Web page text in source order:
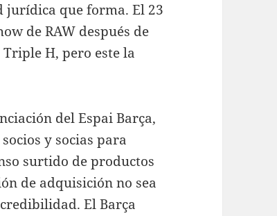
que forma. El 23
de RAW después de
H, pero este la
del Espai Barça,
y socias para
surtido de productos
de adquisición no sea
El Barça